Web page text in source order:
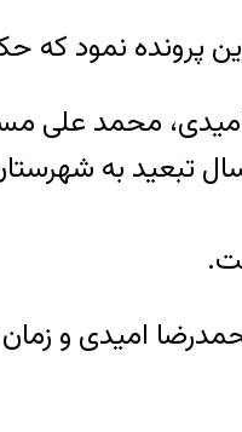
پرونده نمود
امیدی و